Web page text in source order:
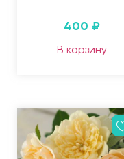
400 ₽
В корзину